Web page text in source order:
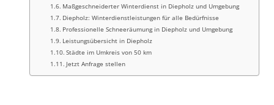
Maßgeschneiderter Winterdienst in Diepholz und Umgebung
Diepholz: Winterdienstleistungen für alle Bedürfnisse
Professionelle Schneeräumung in Diepholz und Umgebung
Leistungsübersicht in Diepholz
Städte im Umkreis von 50 km
Jetzt Anfrage stellen